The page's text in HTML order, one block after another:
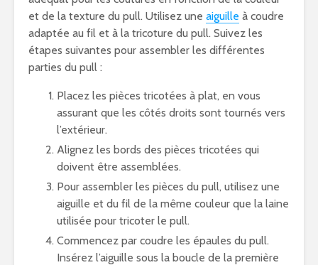
et de la texture du pull. Utilisez une aiguille à coudre
adaptée au fil et à la tricoture du pull. Suivez les
étapes suivantes pour assembler les différentes
parties du pull :
Placez les pièces tricotées à plat, en vous
assurant que les côtés droits sont tournés vers
l’extérieur.
Alignez les bords des pièces tricotées qui
doivent être assemblées.
Pour assembler les pièces du pull, utilisez une
aiguille et du fil de la même couleur que la laine
utilisée pour tricoter le pull.
Commencez par coudre les épaules du pull.
Insérez l’aiguille sous la boucle de la première